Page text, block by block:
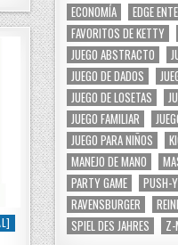
ECONOMÍA
EDGE
FAVORITOS DE KETTY
JUEGO ABSTRACTO
JUEGO DE DADOS
JUEGO DE LOSETAS
JUEGO FAMILIAR
JUEGO PARA NIÑOS
MANEJO DE MANO
PARTY GAME
PUSH-
RAVENSBURGER
SPIEL DES JAHRES
Z-